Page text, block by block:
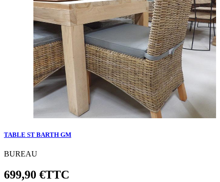
TABLE ST BARTH GM
BUREAU
699,90 €TTC